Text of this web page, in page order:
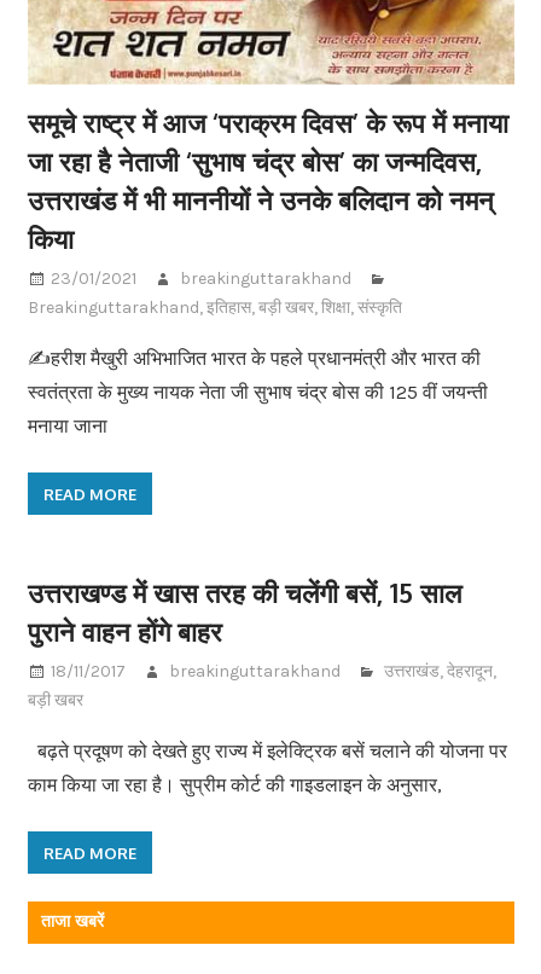
समूचे राष्ट्र में आज ‘पराक्रम दिवस’ के रूप में मनाया
जा रहा है नेताजी ‘सुभाष चंद्र बोस’ का जन्मदिवस,
उत्तराखंड में भी माननीयों ने उनके बलिदान को नमन्
किया
23/01/2021
breakinguttarakhand
Breakinguttarakhand,इतिहास,बड़ी खबर,शिक्षा,संस्कृति
✍️हरीश मैखुरी अभिभाजित भारत के पहले प्रधानमंत्री और भारत की
स्वतंत्रता के मुख्य नायक नेता जी सुभाष चंद्र बोस की 125 वीं जयन्ती
मनाया जाना
READ MORE
उत्तराखण्ड में खास तरह की चलेंगी बसें, 15 साल
पुराने वाहन होंगे बाहर
18/11/2017 breakinguttarakhand उत्तराखंड,देहरादून,
बड़ी खबर
बढ़ते प्रदूषण को देखते हुए राज्य में इलेक्ट्रिक बसें चलाने की योजना पर
काम किया जा रहा है। सुप्रीम कोर्ट की गाइडलाइन के अनुसार,
READ MORE
ताजा खबरें